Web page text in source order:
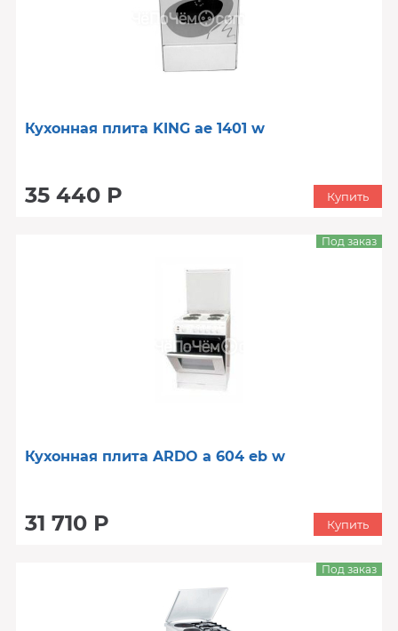
Кухонная плита KING ae 1401 w
35 440 Р Купить
Кухонная плита ARDO a 604 eb w
31 710 Р
Под заказ
Купить
Под заказ